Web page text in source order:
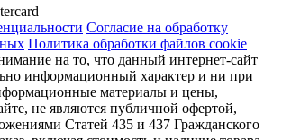
Согласие на обработку
Политика обработки файлов cookie
на то, что данный интернет-сайт
информационный характер и ни при
материалы и цены,
не являются публичной офертой,
Статей 435 и 437 Гражданского